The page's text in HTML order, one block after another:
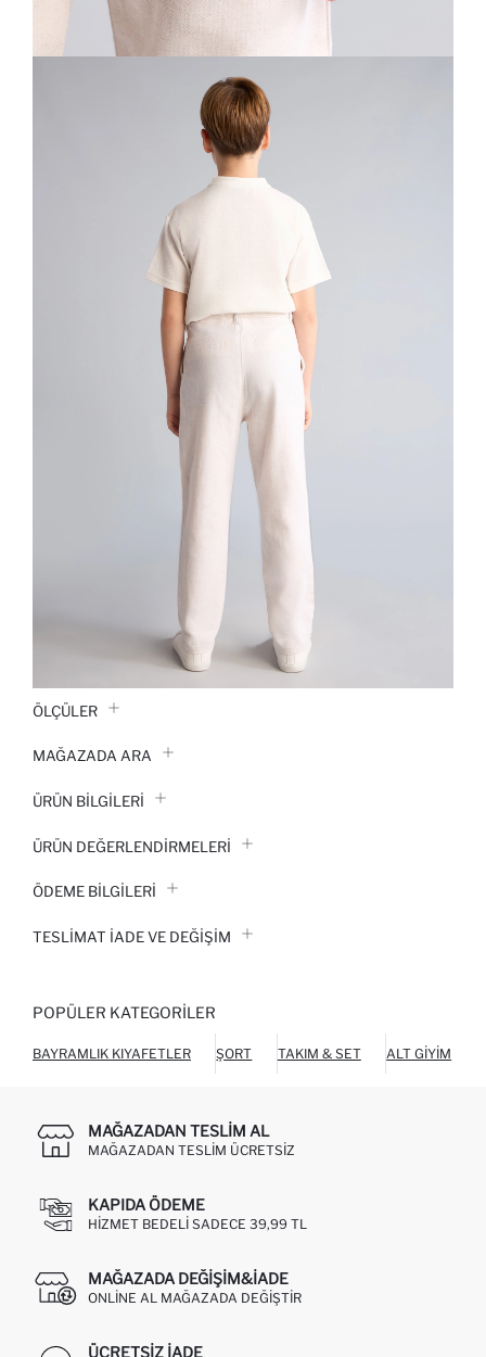
ÖLÇÜLER
MAĞAZADA ARA
ÜRÜN BILGILERI
ÜRÜN DEĞERLENDİRMELERİ
ÖDEME BİLGİLERİ
TESLIMAT İADE VE DEĞIŞIM
POPÜLER KATEGORILER
BAYRAMLIK KIYAFETLER ŞORT TAKIM & SET ALT GIYIM
MAĞAZADAN TESLIM AL
MAĞAZADAN TESLIM ÜCRETSIZ
KAPIDA ÖDEME
HIZMET BEDELI SADECE 39,99 TL
MAĞAZADA DEĞIŞIM&İADE
ONLINE AL MAĞAZADA DEĞIŞTIR
ÜCRETSIZ IADE